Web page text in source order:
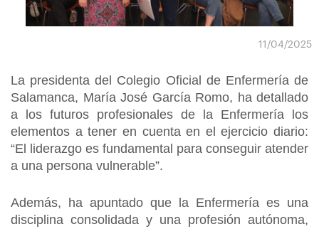
11/04/2025
La presidenta del Colegio Oficial de Enfermería de
Salamanca, María José García Romo, ha detallado
a los futuros profesionales de la Enfermería los
elementos a tener en cuenta en el ejercicio diario:
“El liderazgo es fundamental para conseguir atender
a una persona vulnerable”.
Además, ha apuntado que la Enfermería es una
disciplina consolidada y una profesión autónoma,